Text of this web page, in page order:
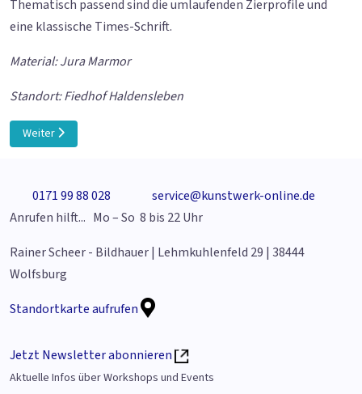
Thematisch passend sind die umlaufenden Zierprofile und
eine klassische Times-Schrift.
Material: Jura Marmor
Standort: Fiedhof Haldensleben
Nächster Beitrag: Stele mit Flügelkopf
Weiter
0171 99 88 028
service@kunstwerk-online.de
Anrufen hilft... Mo – So 8 bis 22 Uhr
Rainer Scheer - Bildhauer | Lehmkuhlenfeld 29 | 38444
Wolfsburg
Standortkarte aufrufen
Jetzt Newsletter abonnieren
Aktuelle Infos über Workshops und Events